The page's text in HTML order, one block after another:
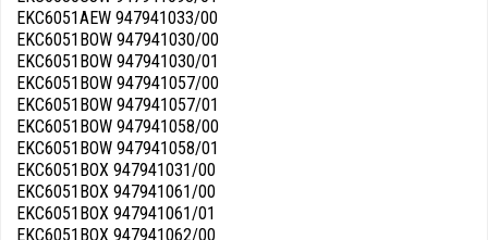
EKC6051AEW 947941033/00
EKC6051BOW 947941030/00
EKC6051BOW 947941030/01
EKC6051BOW 947941057/00
EKC6051BOW 947941057/01
EKC6051BOW 947941058/00
EKC6051BOW 947941058/01
EKC6051BOX 947941031/00
EKC6051BOX 947941061/00
EKC6051BOX 947941061/01
EKC6051BOX 947941062/00